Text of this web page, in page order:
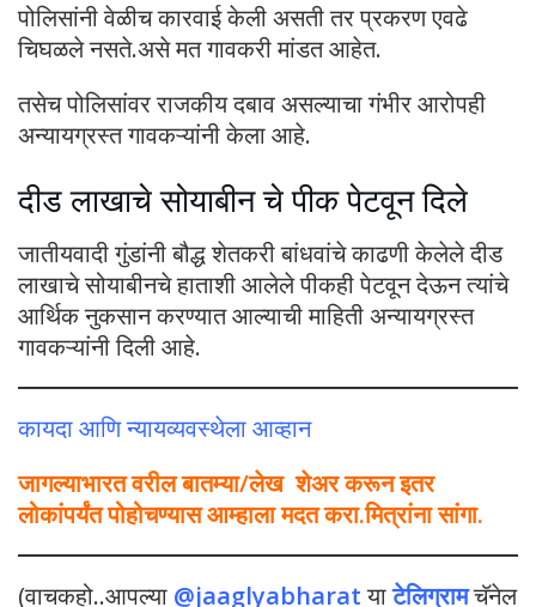
पोलिसांनी वेळीच कारवाई केली असती तर प्रकरण एवढे
चिघळले नसते.असे मत गावकरी मांडत आहेत.
तसेच पोलिसांवर राजकीय दबाव असल्याचा गंभीर आरोपही
अन्यायग्रस्त गावकऱ्यांनी केला आहे.
दीड लाखाचे सोयाबीन चे पीक पेटवून दिले
जातीयवादी गुंडांनी बौद्ध शेतकरी बांधवांचे काढणी केलेले दीड
लाखाचे सोयाबीनचे हाताशी आलेले पीकही पेटवून देऊन त्यांचे
आर्थिक नुकसान करण्यात आल्याची माहिती अन्यायग्रस्त
गावकऱ्यांनी दिली आहे.
कायदा आणि न्यायव्यवस्थेला आव्हान
जागल्याभारत वरील बातम्या/लेख शेअर करून इतर
लोकांपर्यंत पोहोचण्यास आम्हाला मदत करा.मित्रांना सांगा.
(वाचकहो..आपल्या @jaaglyabharat याटेलिग्रामचॅनेल